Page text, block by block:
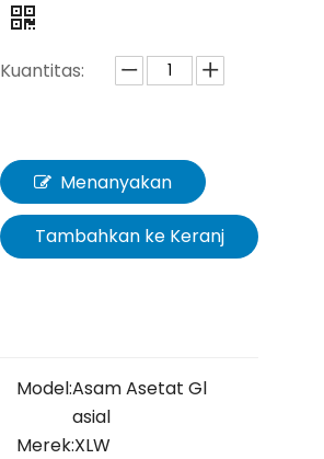
Kuantitas:
Menanyakan
Tambahkan ke Keranj
Model:Asam Asetat Gl
asial
Merek:XLW